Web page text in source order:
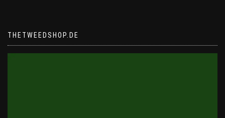
THETWEEDSHOP.DE